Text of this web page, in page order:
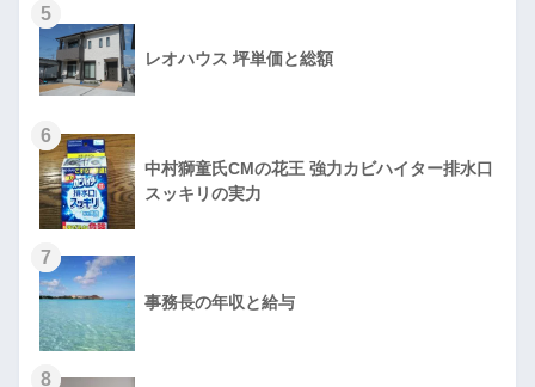
5
レオハウス 坪単価と総額
6
中村獅童氏CMの花王 強力カビハイター排水口
スッキリの実力
7
事務長の年収と給与
8